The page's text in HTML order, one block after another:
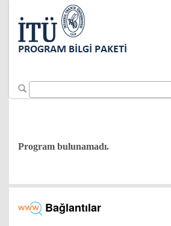
Program bulunamadı.
Bağlantılar